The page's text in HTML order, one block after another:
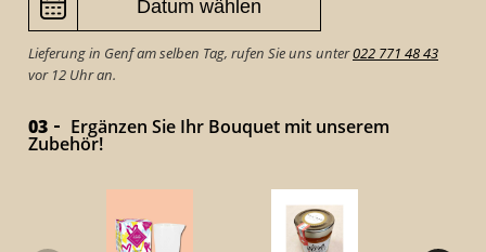
Lieferung in Genf am selben Tag, rufen Sie uns unter022 771 48 43
vor 12 Uhr an.
03 Ergänzen Sie Ihr Bouquet mit unserem
Zubehör!